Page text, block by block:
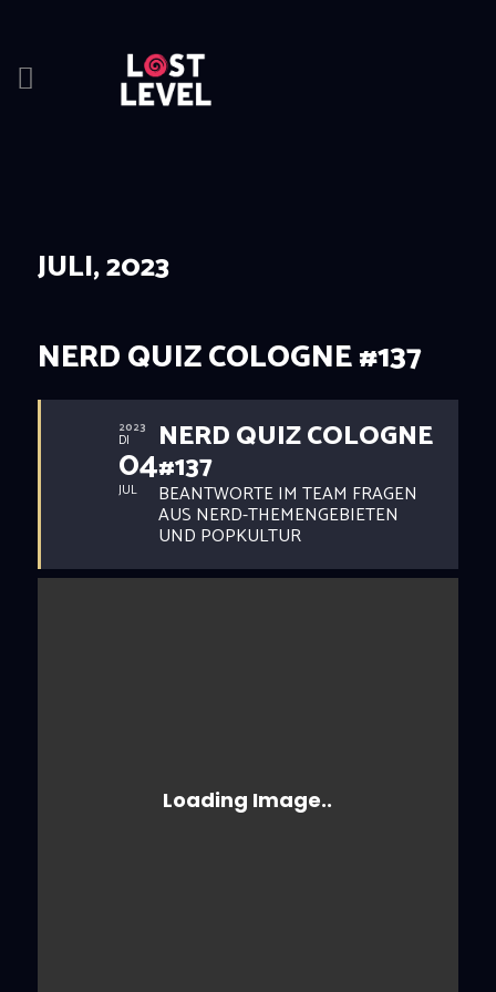
EVENTS
ABOUT
RESERVIERUNG
JULI, 2023
NERD QUIZ COLOGNE #137
2023
DI
04
JUL
NERD QUIZ COLOGNE
#137
BEANTWORTE IM TEAM FRAGEN
AUS NERD-THEMENGEBIETEN
UND POPKULTUR